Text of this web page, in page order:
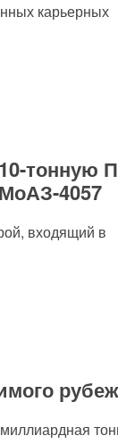
карьерных
тонную
4057
входящий в